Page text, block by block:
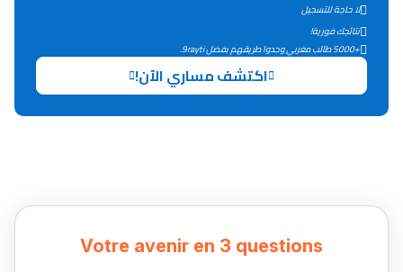
دليل التوجيه
التوجيه بالثانوي و الإعدادي
لا حاجة للتسجيل
نتائجك فورية!
+5000 طالب مغربي وجدوا طريقهم بفضل 9rayti.
اكتشف مساري الآن!
Votre avenir en 3 questions